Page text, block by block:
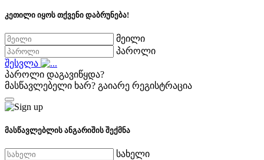
კეთილი იყოს თქვენი დაბრუნება!
მეილი
პაროლი
შესვლა
პაროლი დაგავიწყდა?
მასწავლებელი ხარ? გაიარე რეგისტრაცია
მასწავლებლის ანგარიშის შექმნა
სახელი